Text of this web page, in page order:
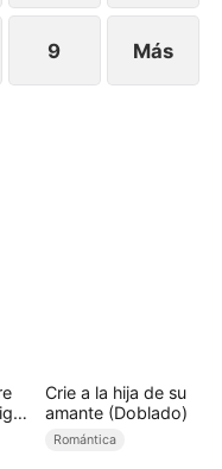
9 Más
Crie a la hija de su
amante (Doblado)
Romántica